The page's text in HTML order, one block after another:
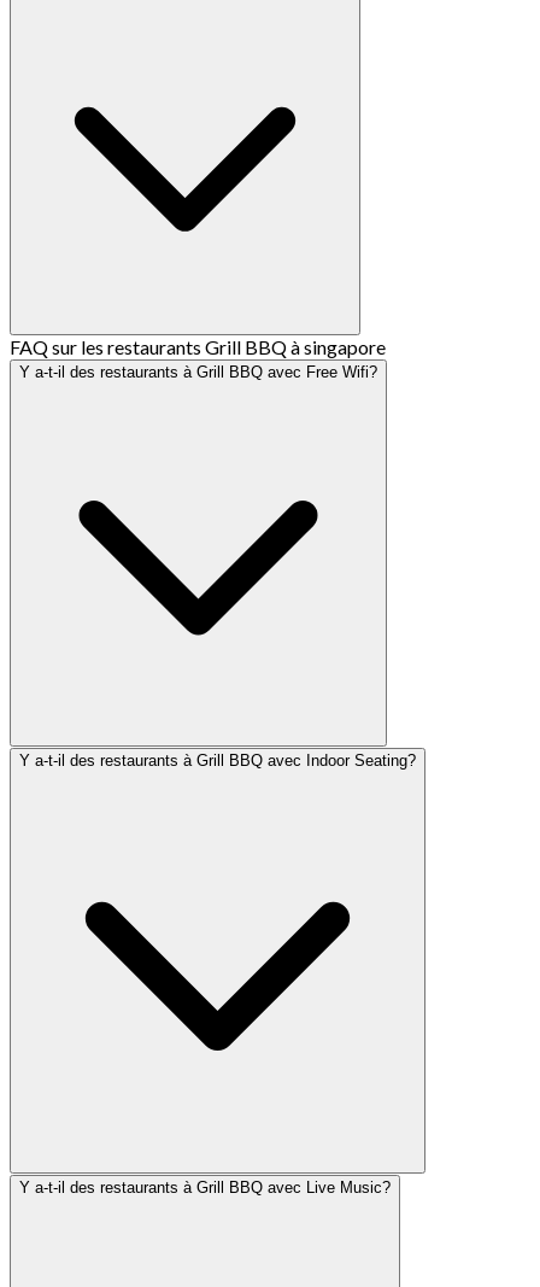
FAQ sur les restaurants Grill BBQ à singapore
Y a-t-il des restaurants à Grill BBQ avec Free Wifi?
Y a-t-il des restaurants à Grill BBQ avec Indoor Seating?
Y a-t-il des restaurants à Grill BBQ avec Live Music?